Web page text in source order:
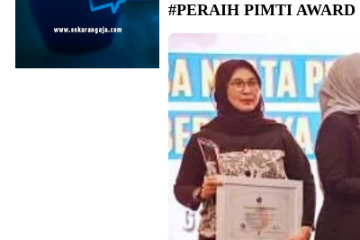
#PERAIH PIMTI AWARD
Indonesia dalam PIMTI Award